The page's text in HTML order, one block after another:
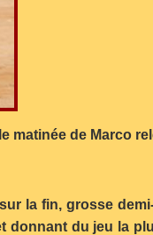
matinée de Marco
la fin, grosse
donnant du jeu la